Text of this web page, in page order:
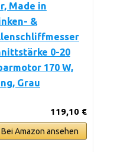
Made in
&
0-20
170 W,
Grau
119,10 €
Bei Amazon ansehen